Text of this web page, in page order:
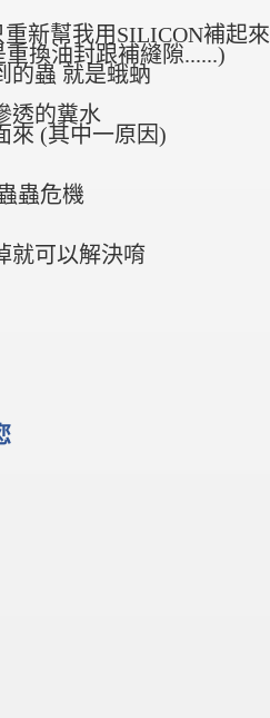
新幫我用SILICON補起來
換油封跟補縫隙......)
的蟲 就是蛾蚋
透的糞水
來 (其中一原因)
蟲危機
就可以解決唷